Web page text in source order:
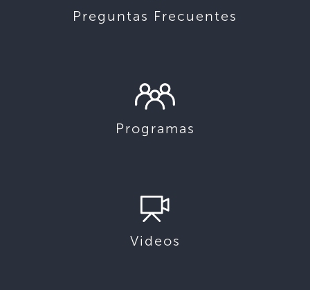
Preguntas Frecuentes
Programas
Videos